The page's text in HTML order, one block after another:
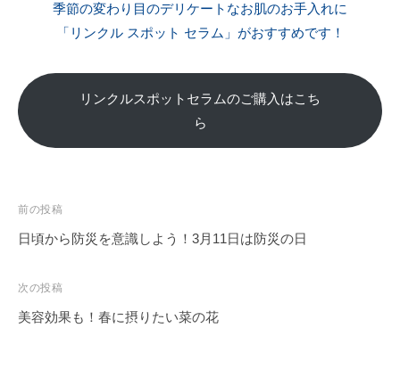
季節の変わり目のデリケートなお肌のお手入れに
「リンクル スポット セラム」がおすすめです！
リンクルスポットセラムのご購入はこち
ら
投
稿
ビ
ゲ
前の投稿
日頃から防災を意識しよう！3月11日は防災の日
次の投稿
美容効果も！春に摂りたい菜の花